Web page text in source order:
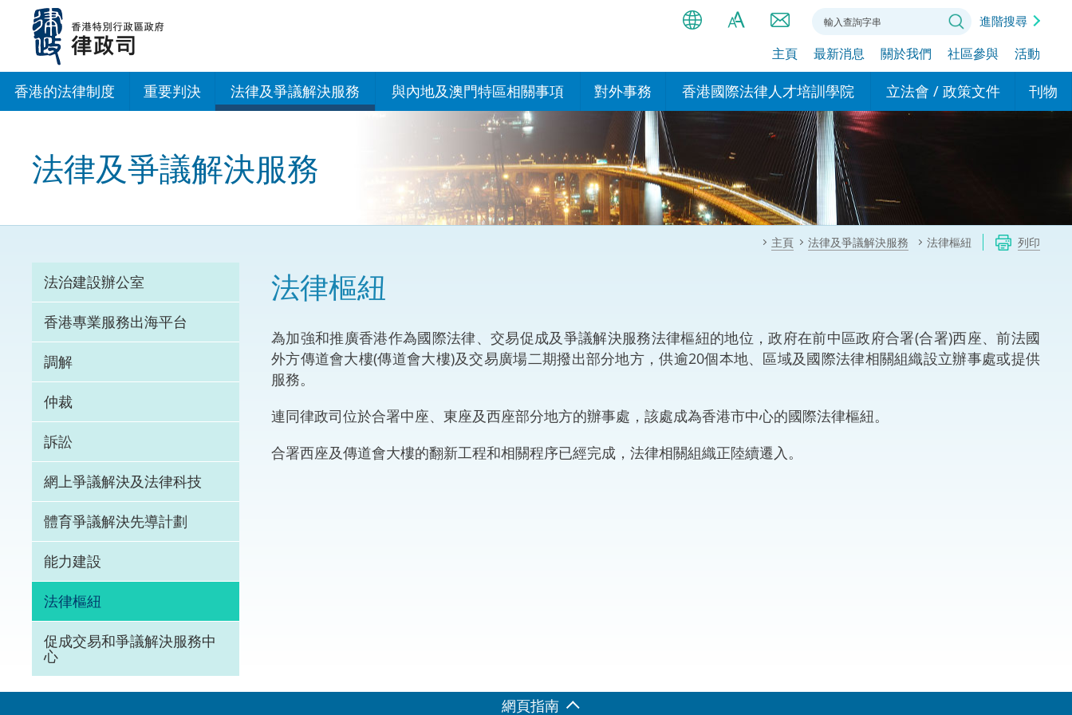
內
简
Bahasa Indonesia (印尼語)
हिन्दी (印度語)
नेपाली (尼泊爾語)
ਪੰਜਾਬੀ (旁遮普語)
اردو (烏爾都語)
A
A
進階搜尋
主頁 最新消息 關於我們 社區參與 活動
香港的法律制度 重要判決 法律及爭議解決服務
香港專業服務出海平台
訴訟
網上爭議解決及法律科技
體育爭議解決先導計劃
能力建設
法律樞紐
促成交易和爭議解決服務中心
與內地及澳門特區相關事項
與內地的安排
香港與內地相互認可和執行民
商事案件判決的安排
關於建立更緊密經貿關係的安
與澳門特區的安排
“一帶一路”建設
粵港澳大灣區
對外事務
國際政府機構在香港設立辦事
處或運作
多邊協定
其他協定
香港國際法律人才培訓學院
我們的專家委員會
我們的辦公室
我們的培訓課程和能力建設項
我們的年度回顧 2024-2025
立法會 / 政策文件 刊物
民事
國際
法律及爭議解決服務
主頁 法律及爭議解決服務 法律樞紐 列印
法治建設辦公室
香港專業服務出海平台
調解
仲裁
訴訟
網上爭議解決及法律科技
體育爭議解決先導計劃
能力建設
法律樞紐
促成交易和爭議解決服務中
心
法律樞紐
為加強和推廣香港作為國際法律、交易促成及爭議解決服務法律樞紐的地位，政府在前中區政府合署(合署)西座、前法國
外方傳道會大樓(傳道會大樓)及交易廣場二期撥出部分地方，供逾20個本地、區域及國際法律相關組織設立辦事處或提供
服務。
連同律政司位於合署中座、東座及西座部分地方的辦事處，該處成為香港市中心的國際法律樞紐。
合署西座及傳道會大樓的翻新工程和相關程序已經完成，法律相關組織正陸續遷入。
網頁指南